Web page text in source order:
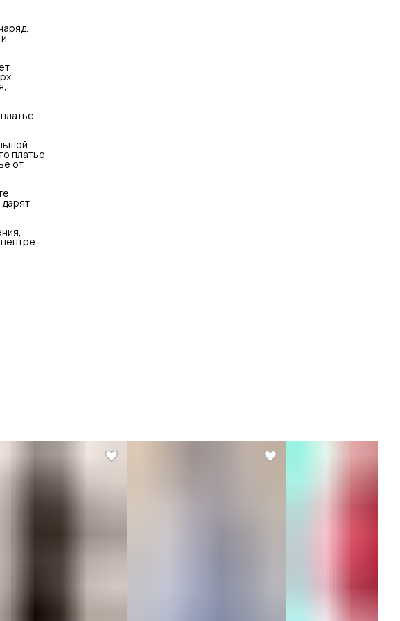
год, день
платье
так же для любого
фигуру,
животик
сочетается с
придаст вам
размерный ряд
мероприятий,
выглядеть
текстуры
роскоши.
решение
свадьба или
внимания на
платье
от